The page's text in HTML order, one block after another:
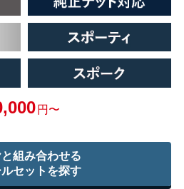
円〜
組み合わせる
セットを探す